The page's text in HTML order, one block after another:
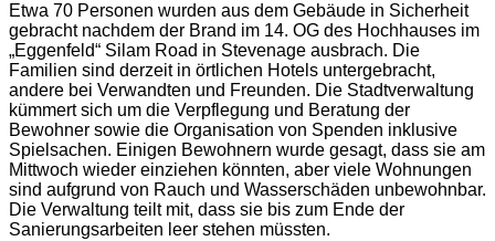
Etwa 70 Personen wurden aus dem Gebäude in Sicherheit
gebracht nachdem der Brand im 14. OG des Hochhauses im
„Eggenfeld“ Silam Road in Stevenage ausbrach. Die
Familien sind derzeit in örtlichen Hotels untergebracht,
andere bei Verwandten und Freunden. Die Stadtverwaltung
kümmert sich um die Verpflegung und Beratung der
Bewohner sowie die Organisation von Spenden inklusive
Spielsachen. Einigen Bewohnern wurde gesagt, dass sie am
Mittwoch wieder einziehen könnten, aber viele Wohnungen
sind aufgrund von Rauch und Wasserschäden unbewohnbar.
Die Verwaltung teilt mit, dass sie bis zum Ende der
Sanierungsarbeiten leer stehen müssten.